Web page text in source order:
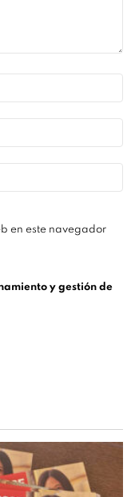
en este navegador
y gestión de